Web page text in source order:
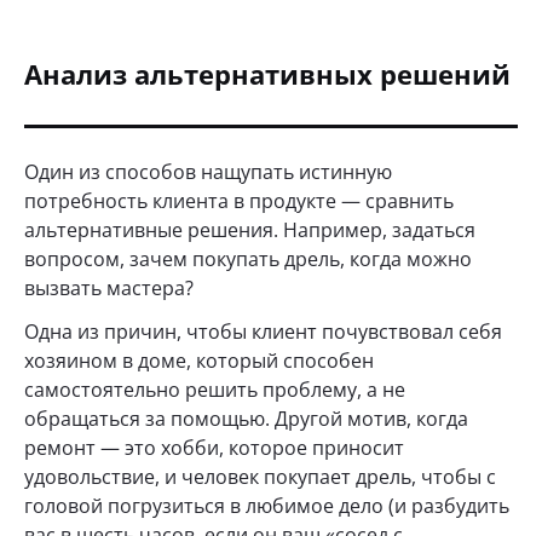
Анализ альтернативных решений
Один из способов нащупать истинную
потребность клиента в продукте — сравнить
альтернативные решения. Например, задаться
вопросом, зачем покупать дрель, когда можно
вызвать мастера?
Одна из причин, чтобы клиент почувствовал себя
хозяином в доме, который способен
самостоятельно решить проблему, а не
обращаться за помощью. Другой мотив, когда
ремонт — это хобби, которое приносит
удовольствие, и человек покупает дрель, чтобы с
головой погрузиться в любимое дело (и разбудить